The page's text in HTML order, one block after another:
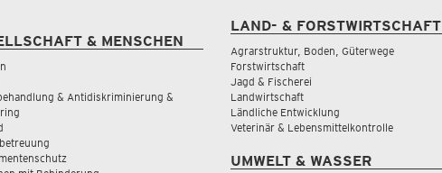
& MENSCHEN
& Antidiskriminierung &
LAND- & FORSTWIRTSCHAFT
Agrarstruktur, Boden, Güterwege
Forstwirtschaft
Jagd & Fischerei
Landwirtschaft
Ländliche Entwicklung
Veterinär & Lebensmittelkontrolle
UMWELT & WASSER